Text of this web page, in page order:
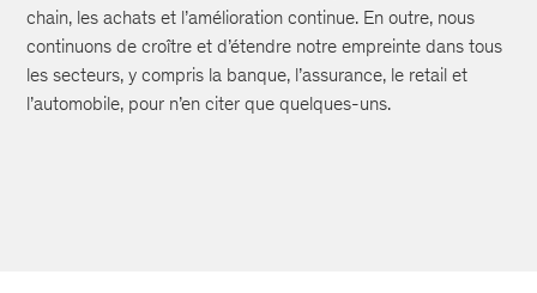
chain, les achats et l’amélioration continue. En outre, nous
continuons de croître et d’étendre notre empreinte dans tous
les secteurs, y compris la banque, l’assurance, le retail et
l’automobile, pour n’en citer que quelques-uns.